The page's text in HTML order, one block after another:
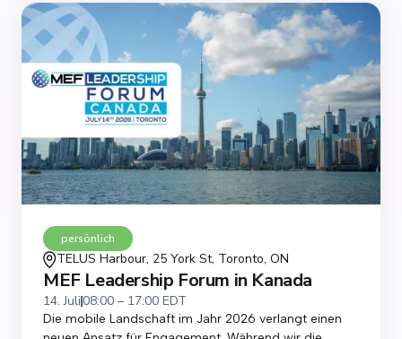
persönlich
TELUS Harbour, 25 York St, Toronto, ON
MEF Leadership Forum in Kanada
14. Juli08:00 – 17:00 EDT
Die mobile Landschaft im Jahr 2026 verlangt einen